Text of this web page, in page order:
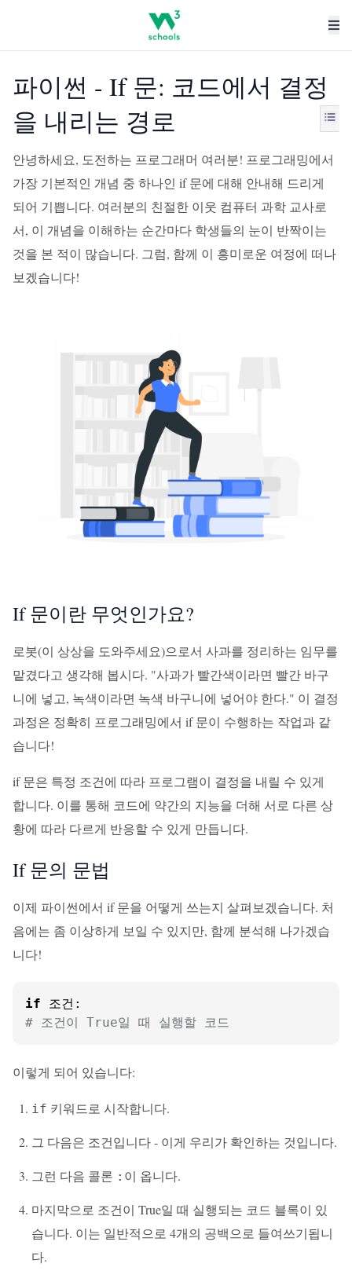
파이썬 - If 문: 코드에서 결정
을 내리는 경로
안녕하세요, 도전하는 프로그래머 여러분! 프로그래밍에서
가장 기본적인 개념 중 하나인 if 문에 대해 안내해 드리게
되어 기쁩니다. 여러분의 친절한 이웃 컴퓨터 과학 교사로
서, 이 개념을 이해하는 순간마다 학생들의 눈이 반짝이는
것을 본 적이 많습니다. 그럼, 함께 이 흥미로운 여정에 떠나
보겠습니다!
If 문이란 무엇인가요?
로봇(이 상상을 도와주세요)으로서 사과를 정리하는 임무를
맡겼다고 생각해 봅시다. "사과가 빨간색이라면 빨간 바구
니에 넣고, 녹색이라면 녹색 바구니에 넣어야 한다." 이 결정
과정은 정확히 프로그래밍에서 if 문이 수행하는 작업과 같
습니다!
if 문은 특정 조건에 따라 프로그램이 결정을 내릴 수 있게
합니다. 이를 통해 코드에 약간의 지능을 더해 서로 다른 상
황에 따라 다르게 반응할 수 있게 만듭니다.
If 문의 문법
이제 파이썬에서 if 문을 어떻게 쓰는지 살펴보겠습니다. 처
음에는 좀 이상하게 보일 수 있지만, 함께 분석해 나가겠습
니다!
if
# 조건이 True일 때 실행할 코드
이렇게 되어 있습니다:
if 키워드로 시작합니다.
그 다음은 조건입니다 - 이게 우리가 확인하는 것입니다.
그런 다음 콜론 : 이 옵니다.
마지막으로 조건이 True일 때 실행되는 코드 블록이 있
습니다. 이는 일반적으로 4개의 공백으로 들여쓰기됩니
다.